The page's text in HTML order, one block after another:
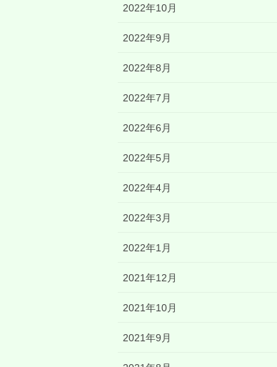
2022年10月
2022年9月
2022年8月
2022年7月
2022年6月
2022年5月
2022年4月
2022年3月
2022年1月
2021年12月
2021年10月
2021年9月